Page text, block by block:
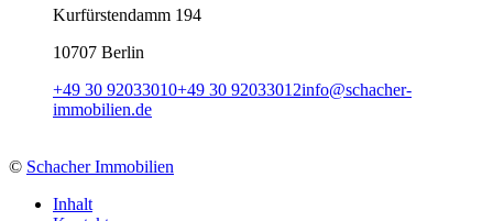
Kurfürstendamm 194
10707 Berlin
+49 30 92033010+49 30 92033012info@schacher-
immobilien.de
© Schacher Immobilien
Inhalt